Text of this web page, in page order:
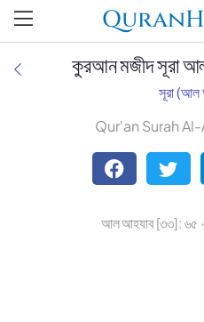
Tafsir Ahsanul Bayaan
Tafsir Abu Bakr Zakaria
Tafsir Bayaan Foundation
কুরআন মজীদ সূরা
সূরা (আল
Qur'an Surah
আল আহযাব [৩৩]: ৬৫ ~